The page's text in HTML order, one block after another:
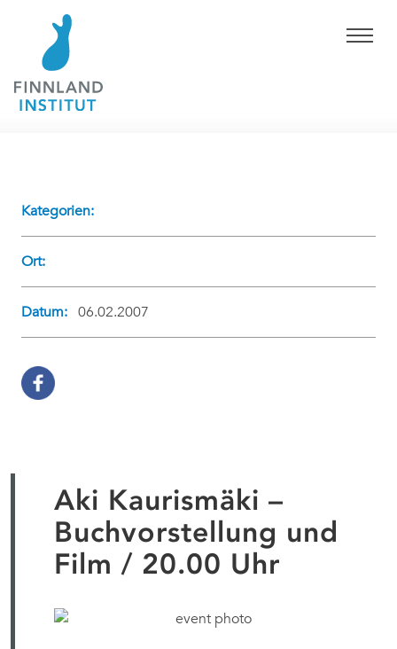
Kategorien:
Ort:
Datum: 06.02.2007
Aki Kaurismäki –
Buchvorstellung und
Film / 20.00 Uhr